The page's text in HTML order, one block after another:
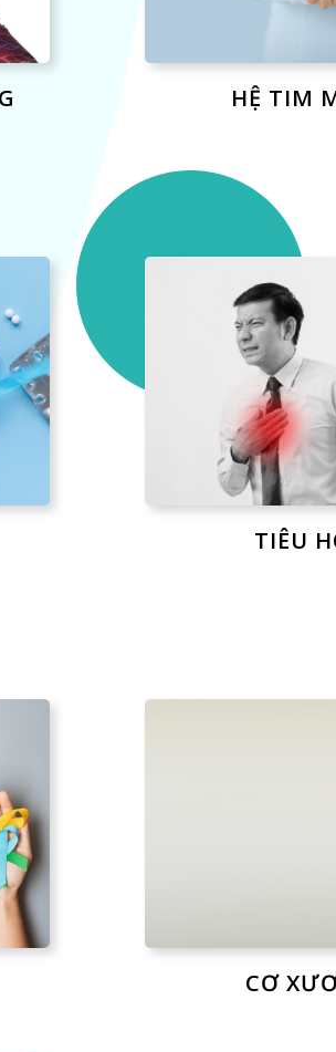
HỆ TIM
TIÊU
CƠ